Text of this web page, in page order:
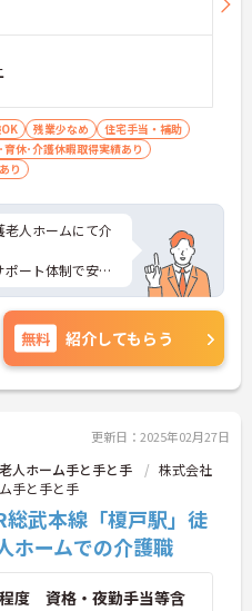
残業少なめ
住宅手当・補助
育休･介護休暇取得実績あり
り
人ホームにて介
ート体制で安心
トなど、さらに
にご相談くださ
無料 紹介してもらう
更新日：2025年02月27日
人ホーム手と手と手
株式会社
手と手と手
総武本線「榎戸駅」徒
ホームでの介護職
度 資格・夜勤手当等含